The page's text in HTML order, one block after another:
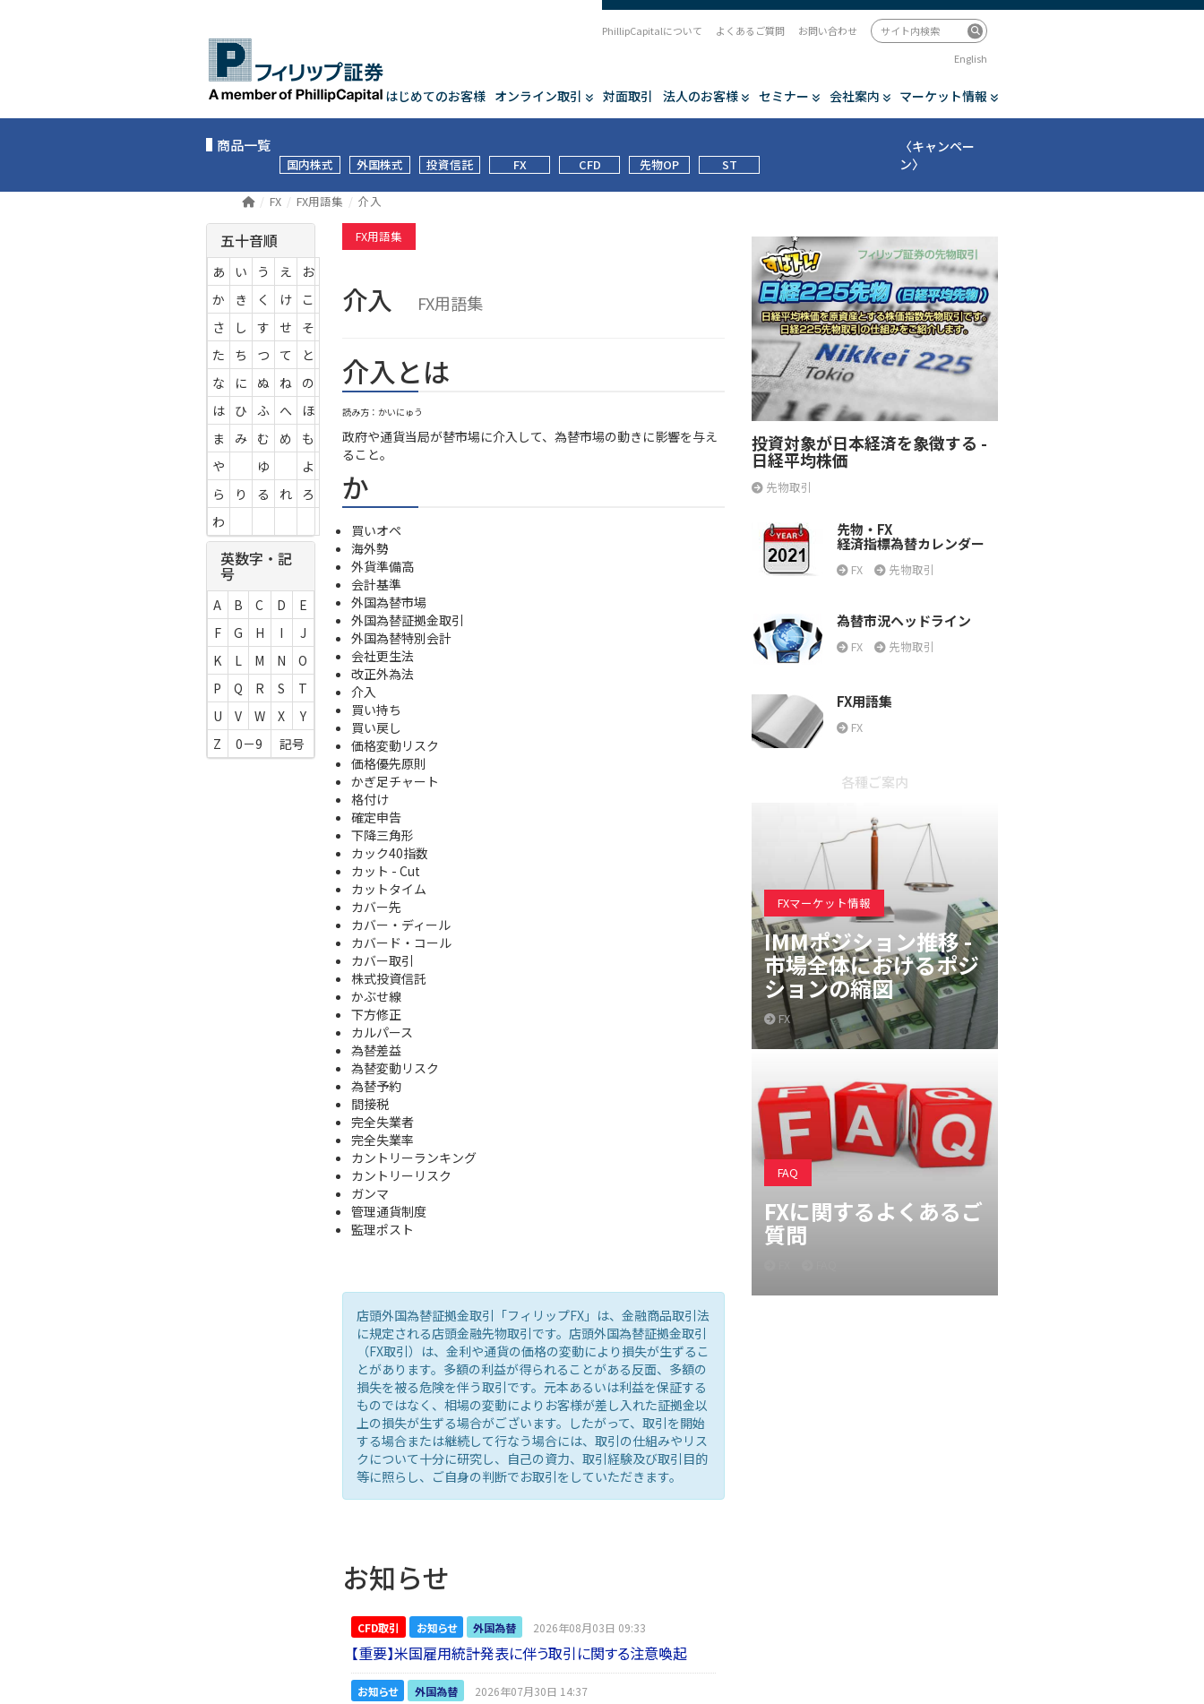
はじめてのお客様 オンライン取引 対面取引 法人のお客様 セミナー 会社案内 マーケット情報
PhillipCapitalについて よくあるご質問
お問い合わせ
English
商品一覧
国内株式 外国株式 投資信託 FX CFD 先物OP ST
〈キャンペー
ン〉
FX FX用語集 介入
FX用語集
介入 FX用語集
介入とは
読み方：かいにゅう
政府や通貨当局が替市場に介入して、為替市場の動きに影響を与え
ること。
か
買いオペ
海外勢
外貨準備高
会計基準
外国為替市場
外国為替証拠金取引
外国為替特別会計
会社更生法
改正外為法
介入
買い持ち
買い戻し
価格変動リスク
価格優先原則
かぎ足チャート
格付け
確定申告
下降三角形
カック40指数
カット - Cut
カットタイム
カバー先
カバー・ディール
カバード・コール
カバー取引
株式投資信託
かぶせ線
下方修正
カルパース
為替差益
為替変動リスク
為替予約
間接税
完全失業者
完全失業率
カントリーランキング
カントリーリスク
ガンマ
管理通貨制度
監理ポスト
店頭外国為替証拠金取引「フィリップFX」は、金融商品取引法
に規定される店頭金融先物取引です。店頭外国為替証拠金取引
（FX取引）は、金利や通貨の価格の変動により損失が生ずるこ
とがあります。多額の利益が得られることがある反面、多額の
損失を被る危険を伴う取引です。元本あるいは利益を保証する
ものではなく、相場の変動によりお客様が差し入れた証拠金以
上の損失が生ずる場合がございます。したがって、取引を開始
する場合または継続して行なう場合には、取引の仕組みやリス
クについて十分に研究し、自己の資力、取引経験及び取引目的
等に照らし、ご自身の判断でお取引をしていただきます。
お知らせ
CFD取引 お知らせ 外国為替 2026年08月03日 09:33
【重要】米国雇用統計発表に伴う取引に関する注意喚起
お知らせ 外国為替 2026年07月30日 14:37
五十音順
あ い う え
お
か
き く け
こ
さ
し す せ
そ
た
ち つ て
と
な
に ぬ ね
の
は
ひ ふ へ
ほ
ま
み む め
も
や
ゆ
よ
ら
り る れ
ろ
わ
英数字・記
号
A B C D
E
F
G H I
J
K
L M N
O
P
Q R S
T
U
V W X
Y
Z
0－9 記号
投資対象が日本経済を象徴する -
日経平均株価
先物取引
先物・FX
経済指標為替カレンダー
FX 先物取引
為替市況ヘッドライン
FX 先物取引
FX用語集
FX
各種ご案内
FXマーケット情報
IMMポジション推移 -
市場全体におけるポジ
ションの縮図
FX
FAQ
FXに関するよくあるご
質問